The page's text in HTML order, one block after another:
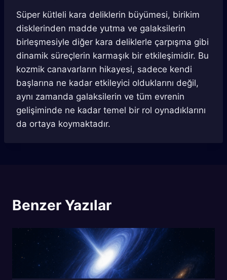
Süper kütleli kara deliklerin büyümesi, birikim
disklerinden madde yutma ve galaksilerin
birleşmesiyle diğer kara deliklerle çarpışma gibi
dinamik süreçlerin karmaşık bir etkileşimidir. Bu
kozmik canavarların hikayesi, sadece kendi
başlarına ne kadar etkileyici olduklarını değil,
aynı zamanda galaksilerin ve tüm evrenin
gelişiminde ne kadar temel bir rol oynadıklarını
da ortaya koymaktadır.
Benzer Yazılar